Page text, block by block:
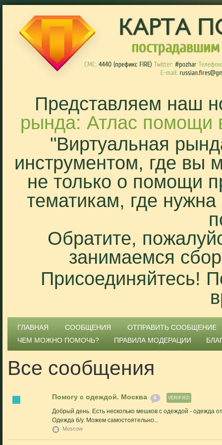
Представляем наш
рында: Атлас помощи
"Виртуальная
инструментом, где вы
не только о помощи
тематикам, где
Обратите,
занимаемся
Присоединяйтесь!
ГЛАВНАЯ СООБЩЕНИЯ
ОТПРАВИТЬ СООБЩЕНИЕ
ЧЕМ МОЖНО ПОМОЧЬ?
ПРАВИЛА МОДЕРАЦИИ
Все сообщения
Помогу с одеждой. Москва 0 VERIFIED
Добрый день. Есть несколько мешков с одеждой - одежда
Одежда б/у. Можем самостоятельно...
Moscow